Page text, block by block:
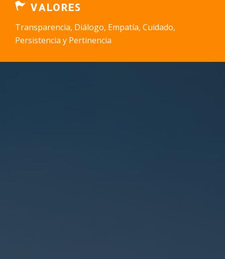
VALORES
Transparencia, Diálogo, Empatía, Cuidado,
Persistencia y Pertinencia